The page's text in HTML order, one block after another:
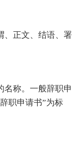
、正文、结语、署
名称。一般辞职申
职申请书”为标